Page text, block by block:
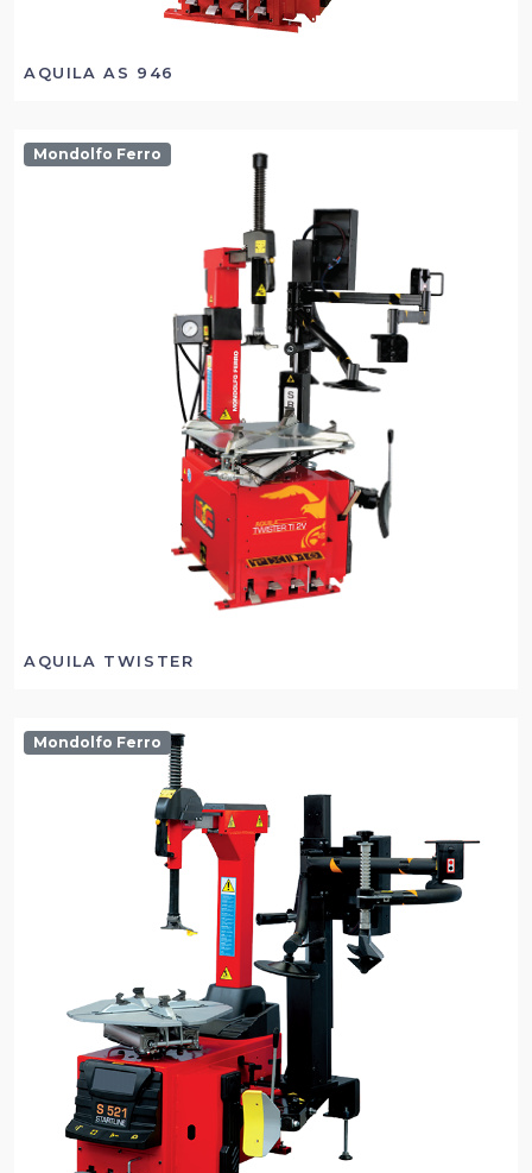
AQUILA AS 946
Mondolfo Ferro
AQUILA TWISTER
Mondolfo Ferro